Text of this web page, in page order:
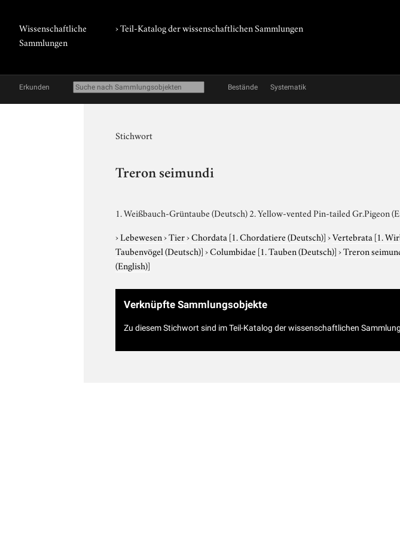
Wissenschaftliche
Sammlungen
› Teil-Katalog der wissenschaftlichen Sammlungen
Erkunden Bestände Systematik
Stichwort
Treron seimundi
1. Weißbauch-Grüntaube (Deutsch) 2. Yellow-vented Pin-tailed Gr.Pigeon
›Lebewesen›Tier›Chordata [1. Chordatiere (Deutsch)]›Vertebrata [1.
Taubenvögel (Deutsch)]›Columbidae [1. Tauben (Deutsch)]›Treron
(English)]
Verknüpfte Sammlungsobjekte
Zu diesem Stichwort sind im Teil-Katalog der wissenschaftlichen